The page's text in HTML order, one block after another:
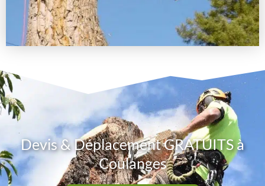
Devis & Déplacement GRATUITS à
Coulanges